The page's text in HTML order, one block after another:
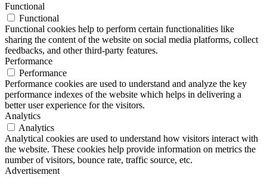
Functional
Functional
Functional cookies help to perform certain functionalities like
sharing the content of the website on social media platforms, collect
feedbacks, and other third-party features.
Performance
Performance
Performance cookies are used to understand and analyze the key
performance indexes of the website which helps in delivering a
better user experience for the visitors.
Analytics
Analytics
Analytical cookies are used to understand how visitors interact with
the website. These cookies help provide information on metrics the
number of visitors, bounce rate, traffic source, etc.
Advertisement